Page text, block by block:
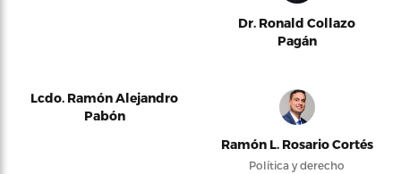
Dr. Ronald Collazo
Pagán
Lcdo. Ramón Alejandro
Pabón
Ramón L. Rosario Cortés
Política y derecho